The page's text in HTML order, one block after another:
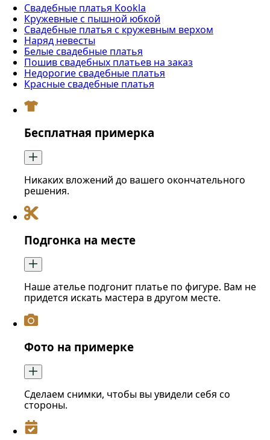
Свадебные платья Kookla
Кружевные с пышной юбкой
Свадебные платья с кружевным верхом
Наряд невесты
Белые свадебные платья
Пошив свадебных платьев на заказ
Недорогие свадебные платья
Красные свадебные платья
Бесплатная примерка
Никаких вложений до вашего окончательного
решения.
Подгонка на месте
Наше ателье подгонит платье по фигуре. Вам не
придется искать мастера в другом месте.
Фото на примерке
Сделаем снимки, чтобы вы увидели себя со
стороны.